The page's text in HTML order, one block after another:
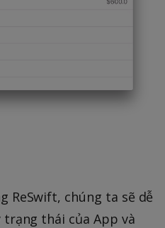
ReSwift, chúng ta sẽ dễ
thái của App và